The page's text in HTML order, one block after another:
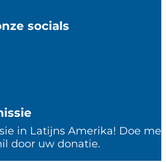
socials
in Latijns Amerika! Doe
door uw donatie.